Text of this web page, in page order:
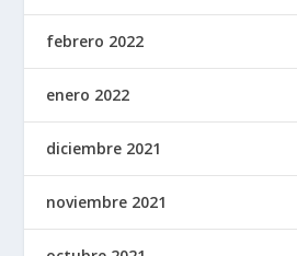
febrero 2022
enero 2022
diciembre 2021
noviembre 2021